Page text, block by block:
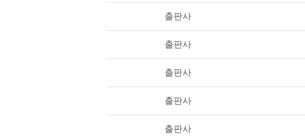
출판사
출판사
출판사
출판사
출판사